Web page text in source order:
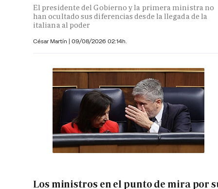
El presidente del Gobierno y la primera ministra no
han ocultado sus diferencias desde la llegada de la
italiana al poder
César Martín | 09/08/2026 02:14h.
Los ministros en el punto de mira por